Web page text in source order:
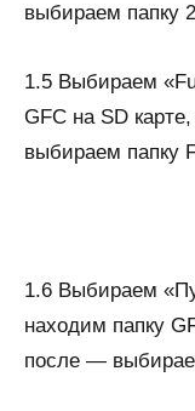
выбираем папку
1.5 Выбираем
GFC на SD
выбираем папку
1.6 Выбираем
находим папку
после —